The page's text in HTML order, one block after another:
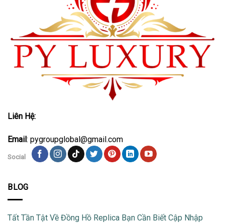
Liên Hệ:
Email: pygroupglobal@gmail.com
Social
BLOG
Tất Tần Tật Về Đồng Hồ Replica Bạn Cần Biết Cập Nhập